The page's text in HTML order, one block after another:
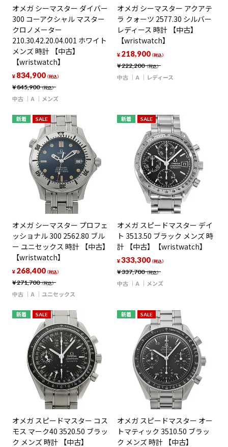
オメガ シーマスター ダイバー
300 コーアクシャル マスター
クロノメーター
210.30.42.20.04.001 ホワイト
メンズ 時計 【中古】
【wristwatch】
¥845,900（税込）
¥ 834,900（税込）
中古 A メンズ
オメガ シーマスター アクアテ
ラ クォーツ 2577.30 シルバー
レディース 時計 【中古】
【wristwatch】
¥222,200（税込）
¥ 218,900（税込）
中古 A レディース
新着 SALE
オメガ シーマスター プロフェ
ッショナル 300 2562.80 ブル
ー ユニセックス 時計 【中古】
【wristwatch】
¥271,700（税込）
¥ 268,400（税込）
中古 A ユニセックス
新着 SALE
オメガ スピードマスター デイ
ト 3513.50 ブラック メンズ 時
計 【中古】【wristwatch】
¥337,700（税込）
¥333,300（税込）
中古 A メンズ
新着 SALE
オメガ スピードマスター コス
モス マーク40 3520.50 ブラッ
ク メンズ 時計 【中古】
新着 SALE
オメガ スピードマスター オー
トマティック 3510.50 ブラッ
ク メンズ 時計 【中古】